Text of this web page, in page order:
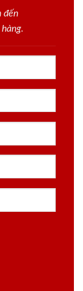
đến